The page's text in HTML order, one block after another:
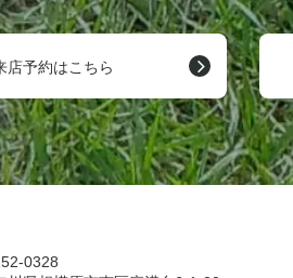
店予約はこちら
0328